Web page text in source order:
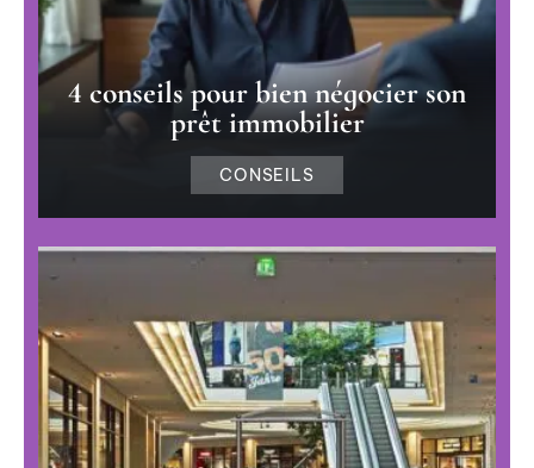
4 conseils pour bien négocier son
prêt immobilier
CONSEILS